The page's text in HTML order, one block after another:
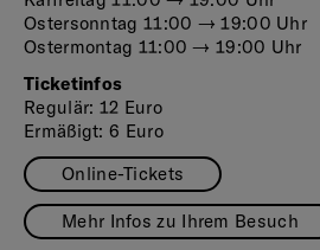
Ostersonntag 11:00 — 19:00 Uhr
Ostermontag 11:00 — 19:00 Uhr
Ticketinfos
Regulär: 12 Euro
Ermäßigt: 6 Euro
Online-Tickets
Mehr Infos zu Ihrem Besuch